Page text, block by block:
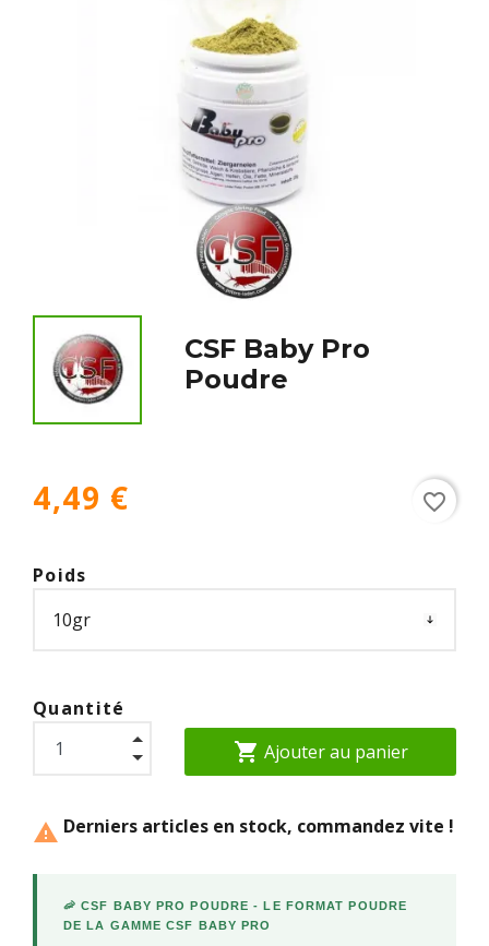
CSF Baby Pro
Poudre
4,49 €
Poids
Quantité
shopping_cart Ajouter au panier
 Derniers articles en stock, commandez vite !
favorite_border
🦐 CSF BABY PRO POUDRE - LE FORMAT POUDRE
DE LA GAMME CSF BABY PRO